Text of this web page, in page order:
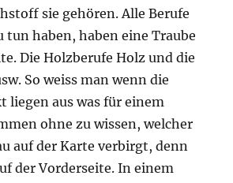
sie gehören. Alle Berufe
tun haben, haben eine Traube
Die Holzberufe Holz und die
So weiss man wenn die
liegen aus was für einem
ohne zu wissen, welcher
auf der Karte verbirgt, denn
der Vorderseite. In einem